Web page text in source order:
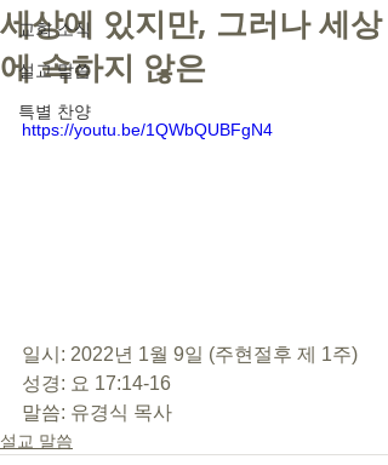
교회 소식
설교 말씀
특별 찬양
세상에 있지만, 그러나 세상
에 속하지 않은
https://youtu.be/1QWbQUBFgN4
일시: 2022년 1월 9일 (주현절후 제 1주)
성경: 요 17:14-16
말씀: 유경식 목사
설교 말씀